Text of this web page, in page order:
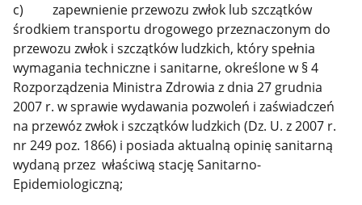
c) zapewnienie przewozu zwłok lub szczątków
środkiem transportu drogowego przeznaczonym do
przewozu zwłok i szczątków ludzkich, który spełnia
wymagania techniczne i sanitarne, określone w § 4
Rozporządzenia Ministra Zdrowia z dnia 27 grudnia
2007 r. w sprawie wydawania pozwoleń i zaświadczeń
na przewóz zwłok i szczątków ludzkich (Dz. U. z 2007 r.
nr 249 poz. 1866) i posiada aktualną opinię sanitarną
wydaną przez właściwą stację Sanitarno-
Epidemiologiczną;